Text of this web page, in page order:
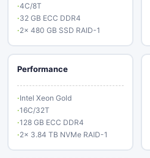
4C/8T
32 GB ECC DDR4
2× 480 GB SSD RAID-1
Performance
Intel Xeon Gold
16C/32T
128 GB ECC DDR4
2× 3.84 TB NVMe RAID-1